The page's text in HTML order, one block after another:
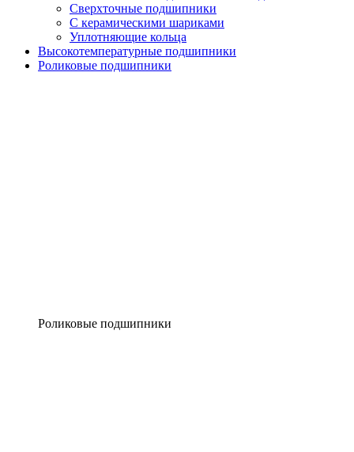
Сверхточные подшипники
С керамическими шариками
Уплотняющие кольца
Высокотемпературные подшипники
Роликовые подшипники
Роликовые подшипники